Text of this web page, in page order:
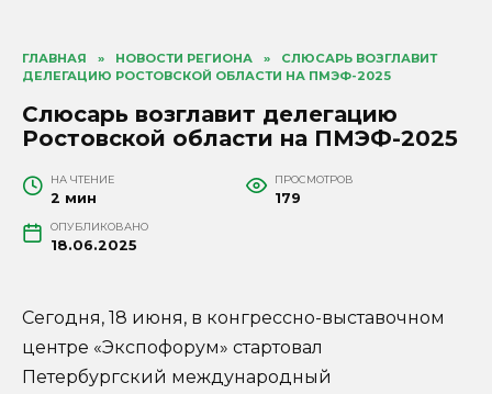
ГЛАВНАЯ » НОВОСТИ РЕГИОНА »
СЛЮСАРЬ ВОЗГЛАВИТ
ДЕЛЕГАЦИЮ РОСТОВСКОЙ ОБЛАСТИ НА ПМЭФ-2025
Слюсарь возглавит делегацию
Ростовской области на ПМЭФ-2025
НА ЧТЕНИЕ
2 мин
ПРОСМОТРОВ
179
ОПУБЛИКОВАНО
18.06.2025
Сегодня, 18 июня, в конгрессно-выставочном
центре «Экспофорум» стартовал
Петербургский международный